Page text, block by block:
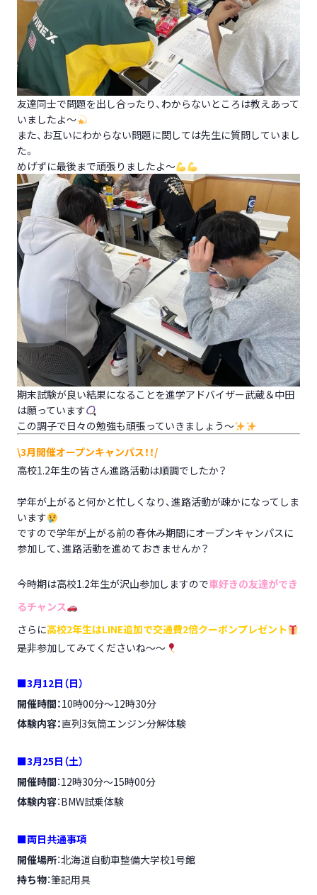
友達同士で問題を出し合ったり、わからないところは教えあって
いましたよ～
また、お互いにわからない問題に関しては先生に質問していまし
た。
めげずに最後まで頑張りましたよ～
期末試験が良い結果になることを進学アドバイザー武蔵＆中田
は願っています
この調子で日々の勉強も頑張っていきましょう～
\3月開催オープンキャンパス！！/
高校1.2年生の皆さん進路活動は順調でしたか？
学年が上がると何かと忙しくなり、進路活動が疎かになってしま
います
ですので学年が上がる前の春休み期間にオープンキャンパスに
参加して、進路活動を進めておきませんか？
今時期は高校1.2年生が沢山参加しますので車好きの友達ができ
るチャンス
さらに高校2年生はLINE追加で交通費2倍クーポンプレゼント
是非参加してみてくださいね～～
■3月12日（日）
開催時間：10時00分～12時30分
体験内容：直列3気筒エンジン分解体験
■3月25日（土）
開催時間：12時30分～15時00分
体験内容：BMW試乗体験
■両日共通事項
開催場所：北海道自動車整備大学校1号館
持ち物：筆記用具